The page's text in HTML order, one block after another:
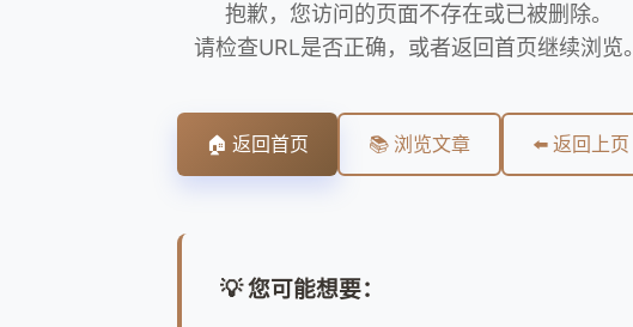
抱歉，您访问的页面不存在或已被删除。
请检查URL是否正确，或者返回首页继续浏览。
🏠 返回首页 📚 浏览文章 ⬅️ 返回上页
💡 您可能想要：